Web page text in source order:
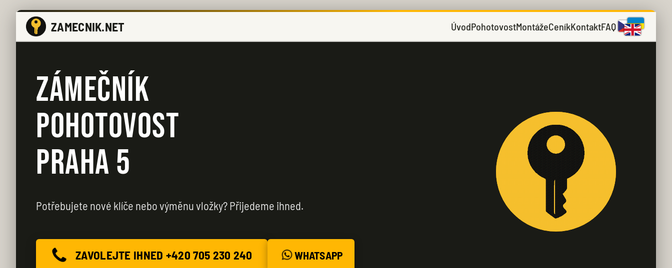
ZAMECNIK.NET ÚvodPohotovostMontážeCeníkKontaktFAQ
ZÁMEČNÍK
POHOTOVOST
PRAHA 5
Potřebujete nové klíče nebo výměnu vložky? Přijedeme ihned.
ZAVOLEJTE IHNED +420 705 230 240 WHATSAPP